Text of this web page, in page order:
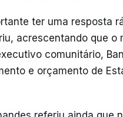
ter uma resposta
acrescentando que o
comunitário,
e orçamento de